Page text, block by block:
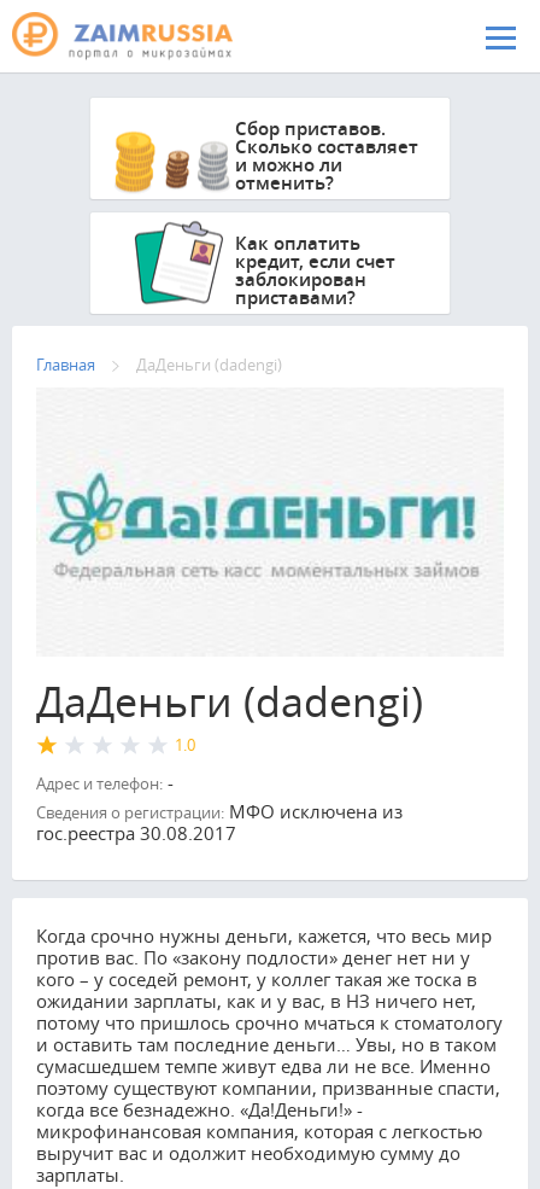
Перейти к основному содержанию
Сбор приставов.
Сколько составляет
и можно ли
отменить?
Как оплатить
кредит, если счет
заблокирован
приставами?
Главная ДаДеньги (dadengi)
ДаДеньги (dadengi)
1.0
Адрес и телефон: -
Сведения о регистрации: МФО исключена из
гос.реестра 30.08.2017
Когда срочно нужны деньги, кажется, что весь мир
против вас. По «закону подлости» денег нет ни у
кого – у соседей ремонт, у коллег такая же тоска в
ожидании зарплаты, как и у вас, в НЗ ничего нет,
потому что пришлось срочно мчаться к стоматологу
и оставить там последние деньги… Увы, но в таком
сумасшедшем темпе живут едва ли не все. Именно
поэтому существуют компании, призванные спасти,
когда все безнадежно. «Да!Деньги!» -
микрофинансовая компания, которая с легкостью
выручит вас и одолжит необходимую сумму до
зарплаты.